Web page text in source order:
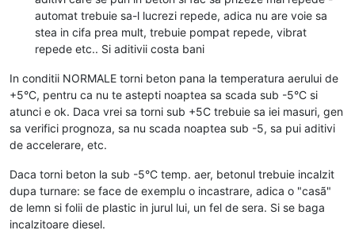
automat trebuie sa-l lucrezi repede, adica nu are voie sa
stea in cifa prea mult, trebuie pompat repede, vibrat
repede etc.. Si aditivii costa bani
In conditii NORMALE torni beton pana la temperatura aerului de
+5°C, pentru ca nu te astepti noaptea sa scada sub -5°C si
atunci e ok. Daca vrei sa torni sub +5C trebuie sa iei masuri, gen
sa verifici prognoza, sa nu scada noaptea sub -5, sa pui aditivi
de accelerare, etc.
Daca torni beton la sub -5°C temp. aer, betonul trebuie incalzit
dupa turnare: se face de exemplu o incastrare, adica o "casã"
de lemn si folii de plastic in jurul lui, un fel de sera. Si se baga
incalzitoare diesel.